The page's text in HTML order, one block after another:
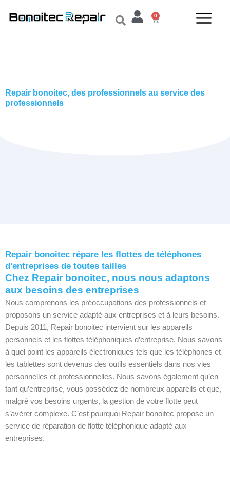
0
Panier
Repair bonoitec, des professionnels au service des
professionnels
Repair bonoitec répare les flottes de téléphones
d'entreprises de toutes tailles
Chez Repair bonoitec, nous nous adaptons
aux besoins des entreprises
Nous comprenons les préoccupations des professionnels et
proposons un service adapté aux entreprises et à leurs besoins.
Depuis 2011, Repair bonoitec intervient sur les appareils
personnels et les flottes téléphoniques d’entreprise. Nous savons
à quel point les appareils électroniques tels que les téléphones et
les tablettes sont devenus des outils essentiels dans nos vies
personnelles et professionnelles. Nous savons également qu’en
tant qu’entreprise, vous possédez de nombreux appareils et que,
malgré vos besoins urgents, la gestion de votre flotte peut
s’avérer complexe. C’est pourquoi Repair bonoitec propose un
service de réparation de flotte téléphonique adapté aux
entreprises.